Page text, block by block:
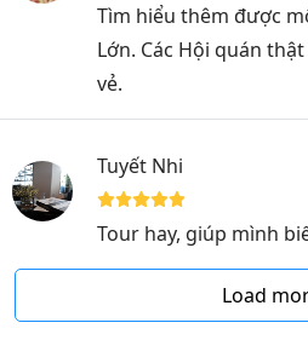
Tìm hiểu thêm được
Lớn. Các Hội quán
vẻ.
Tuyết Nhi
Tour hay, giúp mình
Load